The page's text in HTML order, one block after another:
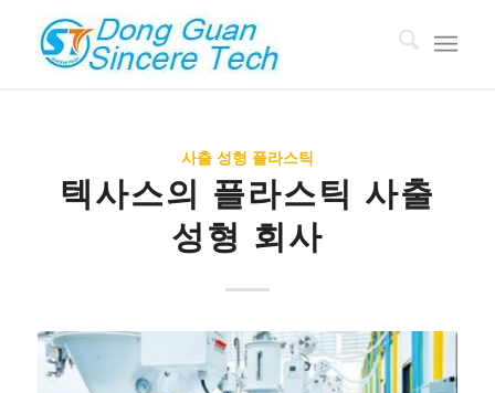
사출 성형 플라스틱
텍사스의 플라스틱 사출
성형 회사